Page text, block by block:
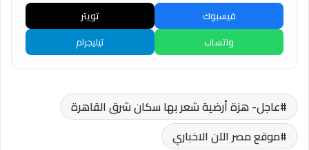
فيسبوك
تويتر
واتساب
تيليجرام
عاجل- هزة أرضية شعر بها سكان شرق القاهرة
موقع مصر الآن الاخباري